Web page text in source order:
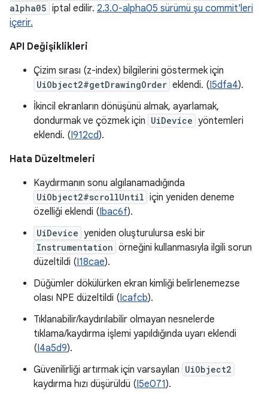
alpha05 iptal edilir. 2.3.0-alpha05 sürümü şu commit'leri
içerir.
API Değişiklikleri
Çizim sırası (z-index) bilgilerini göstermek için
UiObject2#getDrawingOrder eklendi. (I5dfa4).
İkincil ekranların dönüşünü almak, ayarlamak,
dondurmak ve çözmek için UiDevice yöntemleri
eklendi. (I912cd).
Hata Düzeltmeleri
Kaydırmanın sonu algılanamadığında
UiObject2#scrollUntil için yeniden deneme
özelliği eklendi (Ibac6f).
UiDevice yeniden oluşturulursa eski bir
Instrumentation örneğini kullanmasıyla ilgili sorun
düzeltildi (I18cae).
Düğümler dökülürken ekran kimliği belirlenemezse
olası NPE düzeltildi (Icafcb).
Tıklanabilir/kaydırılabilir olmayan nesnelerde
tıklama/kaydırma işlemi yapıldığında uyarı eklendi
(I4a5d9).
Güvenilirliği artırmak için varsayılan UiObject2
kaydırma hızı düşürüldü (I5e071).